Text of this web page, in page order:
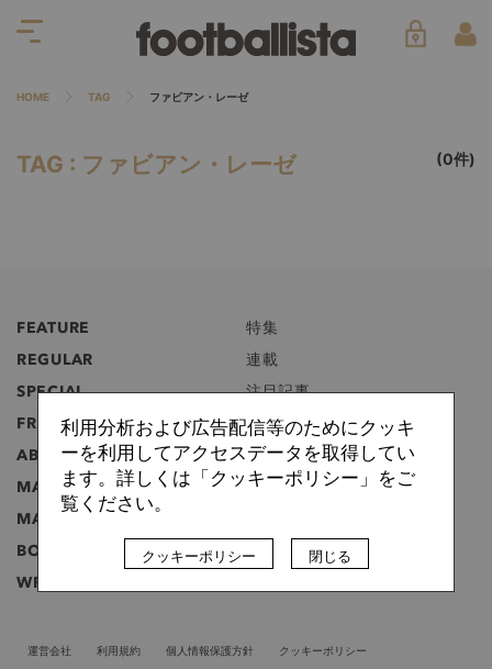
HOME TAG ファビアン・レーゼ
TAG : ファビアン・レーゼ (0件)
FEATURE
特集
REGULAR
連載
SPECIAL
注目記事
FREE
無料記事
ABOUT
フットボリスタとは？
MANIFEST
マニフェスト
MAGAZINE
BOOK
書籍
WRITER
運営会社 利用規約 個人情報保護方針
クッキーポリシー
利用分析および広告配信等のためにクッキ
ーを利用してアクセスデータを取得してい
ます。詳しくは「クッキーポリシー」をご
覧ください。
クッキーポリシー 閉じる